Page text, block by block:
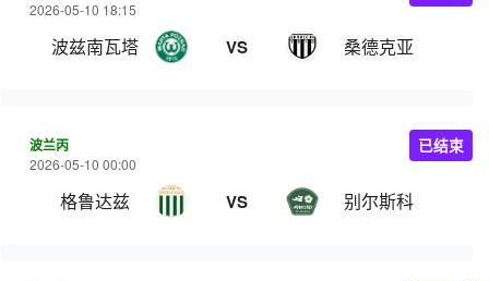
2026-05-10 18:15
波兹南瓦塔 VS 桑德克亚
波兰丙
2026-05-10 00:00
格鲁达兹 VS 别尔斯科
已结束